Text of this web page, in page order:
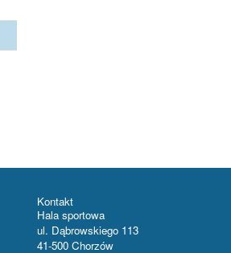
Kontakt
Hala sportowa
ul. Dąbrowskiego 113
41-500 Chorzów